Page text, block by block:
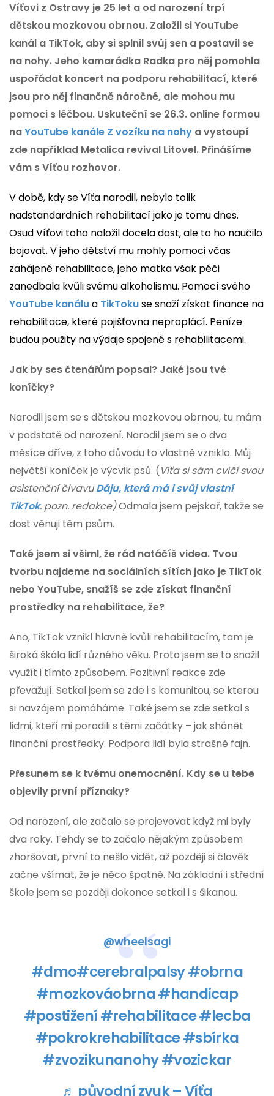
Víťovi z Ostravy je 25 let a od narození trpí
dětskou mozkovou obrnou. Založil si YouTube
kanál a TikTok, aby si splnil svůj sen a postavil se
na nohy. Jeho kamarádka Radka pro něj pomohla
uspořádat koncert na podporu rehabilitací, které
jsou pro něj finančně náročné, ale mohou mu
pomoci s léčbou. Uskuteční se 26.3. online formou
naYouTube kanále Z vozíku na nohy a vystoupí
zde například Metalica revival Litovel. Přinášíme
vám s Víťou rozhovor.
V době, kdy se Víťa narodil, nebylo tolik
nadstandardních rehabilitací jako je tomu dnes.
Osud Víťovi toho naložil docela dost, ale to ho naučilo
bojovat. V jeho dětství mu mohly pomoci včas
zahájené rehabilitace, jeho matka však péči
zanedbala kvůli svému alkoholismu. Pomocí svého
YouTube kanálua TikTokuse snaží získat finance na
rehabilitace, které pojišťovna neproplácí. Peníze
budou použity na výdaje spojené s rehabilitacemi.
Jak by ses čtenářům popsal? Jaké jsou tvé
koníčky?
Narodil jsem se s dětskou mozkovou obrnou, tu mám
v podstatě od narození. Narodil jsem se o dva
měsíce dříve, z toho důvodu to vlastně vzniklo. Můj
největší koníček je výcvik psů. (Víťasi sám cvičí svou
asistenční čivavuDáju, která má i svůj vlastní
TikTok. pozn. redakce)Odmala jsem pejskař, takže se
dost věnuji těm psům.
Také jsem si všiml, že rád natáčíš videa. Tvou
tvorbu najdeme na sociálních sítích jako je TikTok
nebo YouTube, snažíš se zde získat finanční
prostředky na rehabilitace, že?
Ano, TikTok vznikl hlavně kvůli rehabilitacím, tam je
široká škála lidí různého věku. Proto jsem se to snažil
využít i tímto způsobem. Pozitivní reakce zde
převažují. Setkal jsem se zde i s komunitou, se kterou
si navzájem pomáháme. Také jsem se zde setkal s
lidmi, kteří mi poradili s těmi začátky – jak shánět
finanční prostředky. Podpora lidí byla strašně fajn.
Přesunem se k tvému onemocnění. Kdy se u tebe
objevily první příznaky?
Od narození, ale začalo se projevovat když mi byly
dva roky. Tehdy se to začalo nějakým způsobem
zhoršovat, první to nešlo vidět, až později si člověk
začne všímat, že je něco špatně. Na základní i střední
škole jsem se později dokonce setkal i s šikanou.
@wheelsagi
#dmo#cerebralpalsy#obrna
#mozkováobrna#handicap
#postižení#rehabilitace#lecba
#pokrokrehabilitace#sbírka
#zvozikunanohy#vozickar
♬ původní zvuk – Víťa